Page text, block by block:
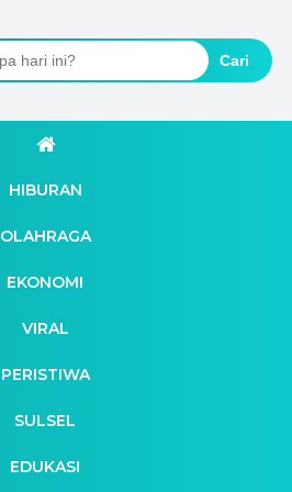
Cari
HIBURAN
OLAHRAGA
EKONOMI
VIRAL
PERISTIWA
SULSEL
EDUKASI